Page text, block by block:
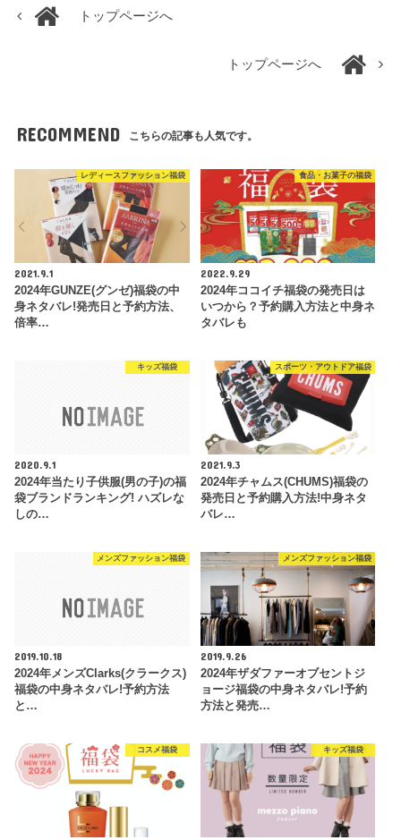
トップページへ
トップページへ
RECOMMEND こちらの記事も人気です。
レディースファッション福袋
2021.9.1
2024年GUNZE(グンゼ)福袋の中
身ネタバレ!発売日と予約方法、
倍率…
食品・お菓子の福袋
2022.9.29
2024年ココイチ福袋の発売日は
いつから？予約購入方法と中身ネ
タバレも
キッズ福袋
2020.9.1
2024年当たり子供服(男の子)の福
袋ブランドランキング! ハズレな
しの…
スポーツ・アウトドア福袋
2021.9.3
2024年チャムス(CHUMS)福袋の
発売日と予約購入方法!中身ネタ
バレ…
メンズファッション福袋
2019.10.18
2024年メンズClarks(クラークス)
福袋の中身ネタバレ!予約方法
と…
メンズファッション福袋
2019.9.26
2024年ザダファーオブセントジ
ョージ福袋の中身ネタバレ!予約
方法と発売…
コスメ福袋 キッズ福袋